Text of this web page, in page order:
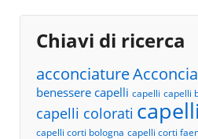
Chiavi di ricerca
acconciature
benessere capelli capelli capelli
capelli colorati
capelli corti bologna capelli corti